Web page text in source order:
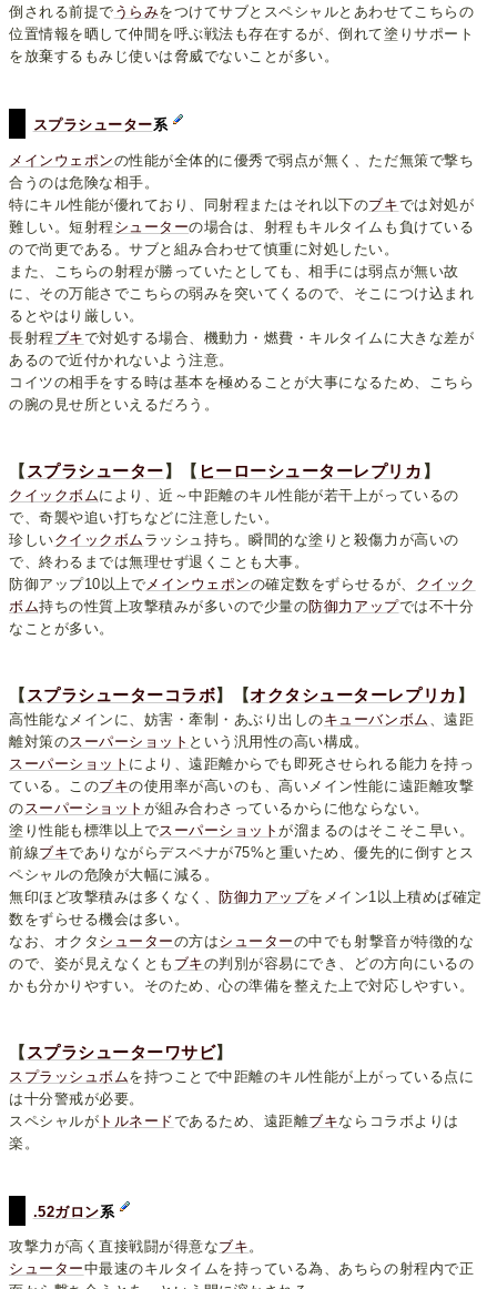
倒される前提で うらみをつけてサブとスペシャルとあわせてこちらの
位置情報を晒して仲間を呼ぶ戦法も存在するが、倒れて塗りサポート
を放棄するもみじ使いは脅威でないことが多い。
スプラシューター系
メインウェポンの性能が全体的に優秀で弱点が無く、ただ無策で撃ち
合うのは危険な相手。
特にキル性能が優れており、同射程またはそれ以下のブキでは対処が
難しい。短射程 シューターの場合は、射程もキルタイムも負けている
ので尚更である。サブと組み合わせて慎重に対処したい。
また、こちらの射程が勝っていたとしても、相手には弱点が無い故
に、その万能さでこちらの弱みを突いてくるので、そこにつけ込まれ
るとやはり厳しい。
長射程 ブキで対処する場合、機動力・燃費・キルタイムに大きな差が
あるので近付かれないよう注意。
コイツの相手をする時は基本を極めることが大事になるため、こちら
の腕の見せ所といえるだろう。
【 スプラシューター】【 ヒーローシューターレプリカ 】
クイックボムにより、近～中距離のキル性能が若干上がっているの
で、奇襲や追い打ちなどに注意したい。
珍しいクイックボム ラッシュ持ち。瞬間的な塗りと殺傷力が高いの
で、終わるまでは無理せず退くことも大事。
防御アップ10以上で メインウェポンの確定数をずらせるが、 クイック
ボム持ちの性質上攻撃積みが多いので少量の防御力アップでは不十分
なことが多い。
【 スプラシューターコラボ】【オクタシューターレプリカ 】
高性能なメインに、妨害・牽制・あぶり出しのキューバンボム
、遠距
離対策のスーパーショット という汎用性の高い構成。
スーパーショット により、遠距離からでも即死させられる能力を持っ
ている。このブキの使用率が高いのも、高いメイン性能に遠距離攻撃
の スーパーショット が組み合わさっているからに他ならない。
塗り性能も標準以上でスーパーショットが溜まるのはそこそこ早い。
前線ブキでありながらデスペナが75%と重いため、優先的に倒すとス
ペシャルの危険が大幅に減る。
無印ほど攻撃積みは多くなく、 防御力アップをメイン1以上積めば確定
数をずらせる機会は多い。
なお、オクタ シューターの方はシューターの中でも射撃音が特徴的な
ので、姿が見えなくとも ブキの判別が容易にでき、どの方向にいるの
かも分かりやすい。そのため、心の準備を整えた上で対応しやすい。
【 スプラシューターワサビ】
スプラッシュボムを持つことで中距離のキル性能が上がっている点に
は十分警戒が必要。
スペシャルが トルネードであるため、遠距離ブキならコラボよりは
楽。
.52ガロン系
攻撃力が高く直接戦闘が得意なブキ。
シューター中最速のキルタイムを持っている為、あちらの射程内で正